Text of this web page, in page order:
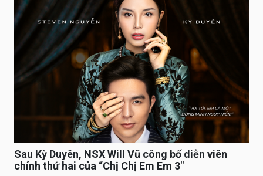
Sau Kỳ Duyên, NSX Will Vũ công bố diễn viên
chính thứ hai của “Chị Chị Em Em 3″